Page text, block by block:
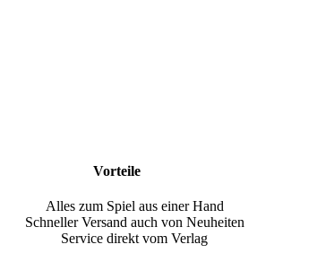
Vorteile
Alles zum Spiel aus einer Hand
Schneller Versand auch von Neuheiten
Service direkt vom Verlag